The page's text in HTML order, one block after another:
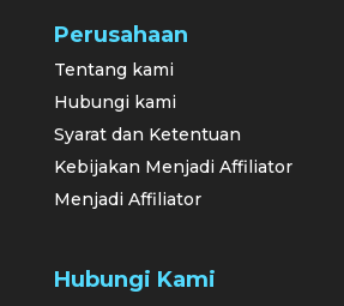
Perusahaan
Tentang kami
Hubungi kami
Syarat dan Ketentuan
Kebijakan Menjadi Affiliator
Menjadi Affiliator
Hubungi Kami